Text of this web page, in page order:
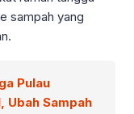
sampah yang
Pulau
Ubah Sampah